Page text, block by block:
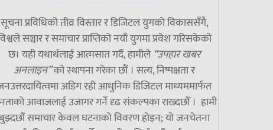
सूचना प्रविधिको तीव्र विस्तार र डिजिटल युगको विकाससँगै,
सञ्चार र समाचार प्राप्तिको नयाँ युगमा प्रवेश गरिसकेको
छ। यही यथार्थलाई आत्मसात गर्दै, हामीले “उपहार खबर
अनलाइन”को स्थापना गरेका छौं । सत्य, निष्पक्षता र
अडिग रही आधुनिक डिजिटल माध्यममार्फत
आवाजलाई उजागर गर्ने दृढ संकल्पका राख्दछौँ । हामी
समाचार केवल घटनाको विवरण होइन; यो जनचेतना